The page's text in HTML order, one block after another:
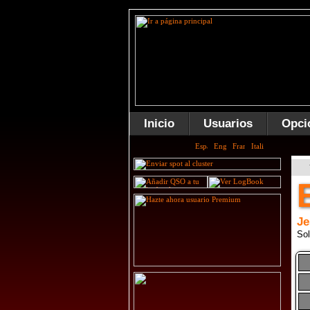
Inicio Usuarios